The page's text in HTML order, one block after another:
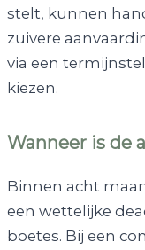
stelt, kunnen
zuivere
via een
kiezen.
Wanneer is de
Binnen acht
een wettelijke
boetes. Bij een